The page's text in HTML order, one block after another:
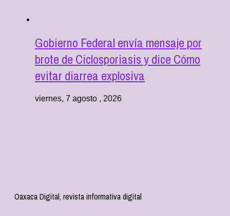
Gobierno Federal envía mensaje por
brote de Ciclosporiasis y dice Cómo
evitar diarrea explosiva
viernes, 7 agosto , 2026
Oaxaca Digital, revista informativa digital